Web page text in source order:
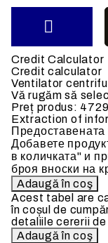
Credit Calculator
Credit calculator
Ventilator
Vă rugăm să
Preț produs:
Extraction of
Добавете
в количката" и
броя вноски на
Acest tabel are
în coșul de
detaliile cererii